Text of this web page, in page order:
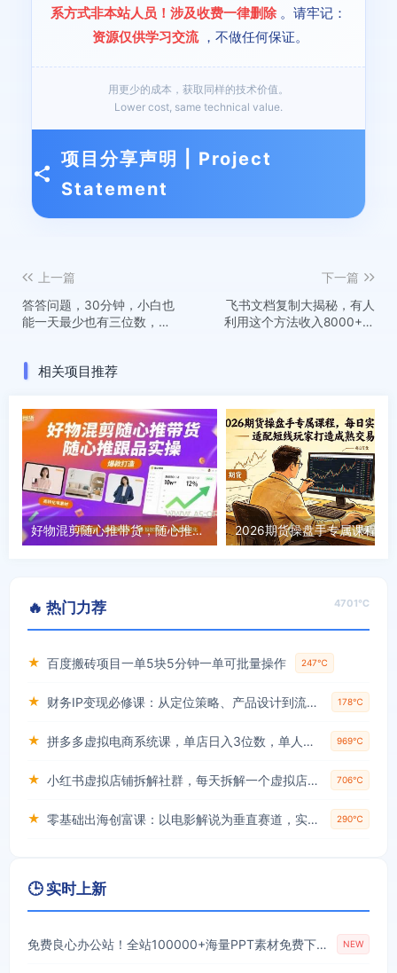
系方式非本站人员！涉及收费一律删除 。请牢记：
资源仅供学习交流 ，不做任何保证。
用更少的成本，获取同样的技术价值。
Lower cost, same technical value.
项目分享声明 | Project
Statement
上一篇
答答问题，30分钟，小白也
能一天最少也有三位数，操
下一篇
飞书文档复制大揭秘，有人
利用这个方法收入8000+，
相关项目推荐
好物混剪随心推带货，随心推跟品实操
🔥 热门力荐 4701℃
★ 百度搬砖项目一单5块5分钟一单可批量操作 247℃
★ 财务IP变现必修课：从定位策略、产品设计到流量变现形成完整闭环 178℃
★ 拼多多虚拟电商系统课，单店日入3位数，单人可管理3-8家店【附货源】 969℃
★ 小红书虚拟店铺拆解社群，每天拆解一个虚拟店，简单实用(赠送小红书虚拟教程) 706℃
★ 零基础出海创富课：以电影解说为垂直赛道，实现不出国门赚美金的目标 290℃
🕒 实时上新
免费良心办公站！全站100000+海量PPT素材免费下载，每日更新，分类清晰，免注册登录下载爱PPT网 NEW